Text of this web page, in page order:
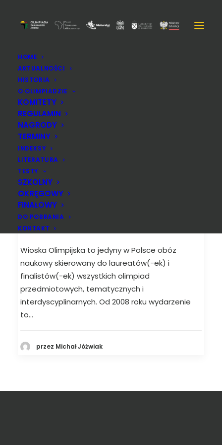
HOME
AKTUALNOŚCI
HISTORIA
O OLIMPIADZIE
KOMITETY
REGULAMIN
NAGRODY
TERMINY
INDEKSY
LITERATURA
TESTY
SZKOLNY
OKRĘGOWY
FINAŁOWY
DO POBRANIA
KONTAKT
Wioska Olimpijska - obóz
naukowy dla finalistów i
laureatów
Wioska Olimpijska to jedyny w Polsce obóz
naukowy skierowany do laureatów(-ek) i
finalistów(-ek) wszystkich olimpiad
przedmiotowych, tematycznych i
interdyscyplinarnych. Od 2008 roku wydarzenie
to…
przez Michał Jóżwiak